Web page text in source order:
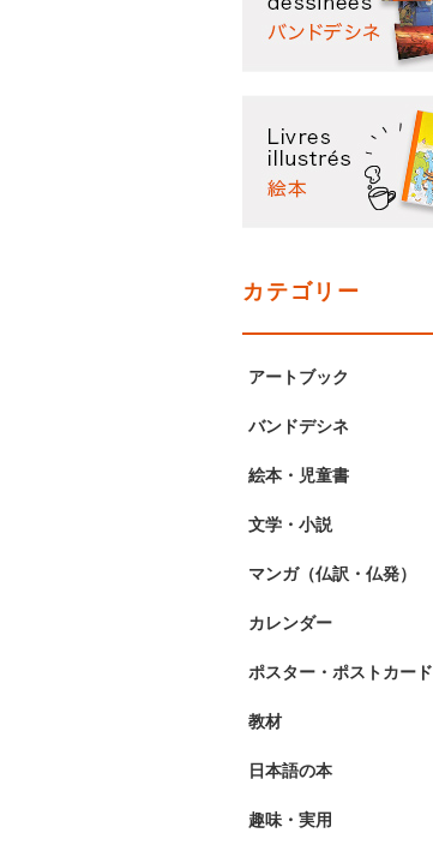
カテゴリー
アートブック
バンドデシネ
絵本・児童書
文学・小説
マンガ（仏訳・仏発）
カレンダー
ポスター・ポストカード
教材
日本語の本
趣味・実用